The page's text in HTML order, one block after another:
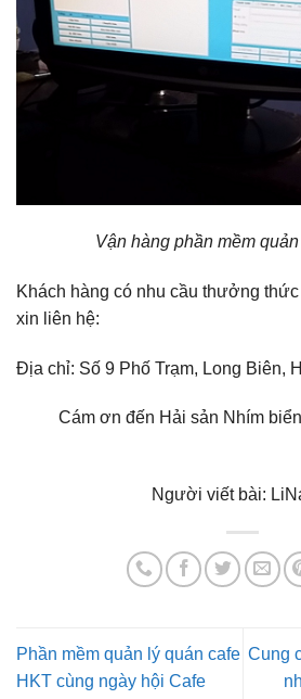
Vận hàng phần mềm
Khách hàng có nhu cầu thưởng
xin liên hệ:
Địa chỉ: Số 9 Phố Trạm, Long Biên,
Cám ơn đến Hải sản Nhím
Người viết bài:
Phần mềm quản lý quán cafe
HKT cùng ngày hội Cafe
Cung